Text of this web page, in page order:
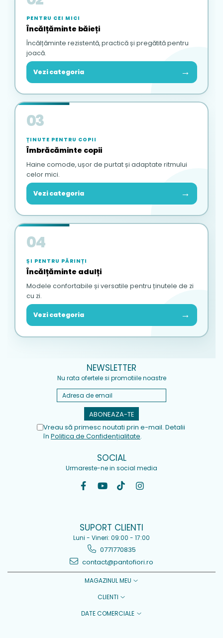
PENTRU CEI MICI
Încălțăminte băieți
Încălțăminte rezistentă, practică și pregătită pentru
joacă.
Vezi categoria →
03
ȚINUTE PENTRU COPII
Îmbrăcăminte copii
Haine comode, ușor de purtat și adaptate ritmului
celor mici.
Vezi categoria →
04
ȘI PENTRU PĂRINȚI
Încălțăminte adulți
Modele confortabile și versatile pentru ținutele de zi
cu zi.
Vezi categoria →
NEWSLETTER
Nu rata ofertele si promotiile noastre
Vreau să primesc noutati prin e-mail. Detalii
în Politica de Confidențialitate.
SOCIAL
Urmareste-ne in social media
SUPORT CLIENTI
Luni - Vineri: 09:00 - 17:00
0771770835
contact@pantofiori.ro
MAGAZINUL MEU
CLIENTI
DATE COMERCIALE